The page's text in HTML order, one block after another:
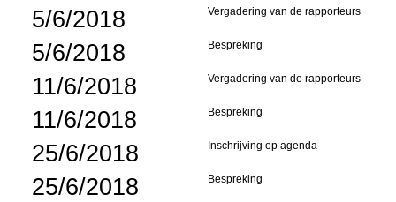
5/6/2018 Vergadering van de rapporteurs
5/6/2018 Bespreking
11/6/2018 Vergadering van de rapporteurs
11/6/2018 Bespreking
25/6/2018 Inschrijving op agenda
25/6/2018 Bespreking